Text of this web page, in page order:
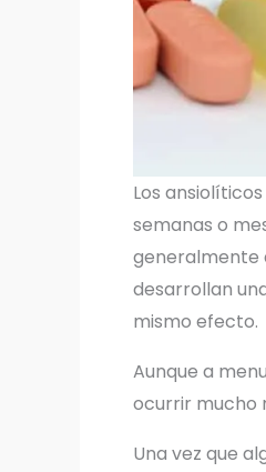
Los
semanas o
generalmente
desarrollan
mismo efecto.
Aunque a
ocurrir mucho
Una vez que